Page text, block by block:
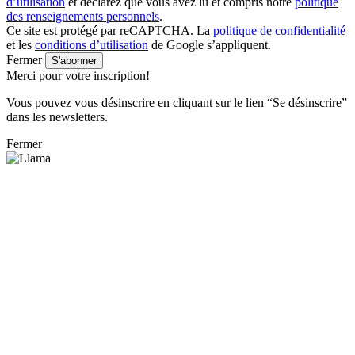
des renseignements personnels.
Ce site est protégé par reCAPTCHA. La politique de confidentialité
et les conditions d’utilisation de Google s’appliquent.
Fermer
S'abonner
Merci pour votre inscription!
Vous pouvez vous désinscrire en cliquant sur le lien “Se désinscrire”
dans les newsletters.
Fermer